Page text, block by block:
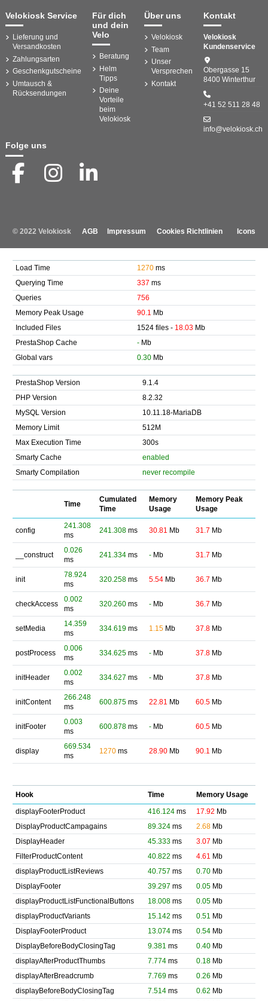
Velokiosk Service
Lieferung und
Versandkosten
Zahlungsarten
Geschenkgutscheine
Umtausch &
Rücksendungen
Für dich
und dein
Velo
Beratung
Helm
Tipps
Deine
Vorteile
beim
Velokiosk
Über uns
Velokiosk
Team
Unser
Versprechen
Kontakt
Kontakt
Velokiosk
Kundenservice
Obergasse 15
8400 Winterthur
+41 52 511 28 48
info@velokiosk.ch
Folge uns
© 2022 Velokiosk AGB Impressum Cookies Richtlinien Icons
Load Time 1270ms
Querying Time
337 ms
Queries
756
Memory Peak Usage
90.1 Mb
Included Files
1524 files - 18.03Mb
PrestaShop Cache
-Mb
Global vars
0.30Mb
PrestaShop Version
9.1.4
PHP Version
8.2.32
MySQL Version
10.11.18-MariaDB
Memory Limit
512M
Max Execution Time
300s
Smarty Cache
enabled
Smarty Compilation
never recompile
Time
Cumulated
Time
Memory
Usage
Memory Peak
Usage
config
241.308
ms
241.308ms 30.81 Mb 31.7 Mb
__construct
0.026
ms
241.334ms -Mb 31.7 Mb
init
78.924
ms
320.258ms 5.54Mb 36.7 Mb
checkAccess
0.002
ms
320.260ms -Mb 36.7 Mb
setMedia
14.359
ms
334.619ms 1.15Mb 37.8Mb
postProcess
0.006
ms
334.625ms -Mb 37.8Mb
initHeader
0.002
ms
334.627 ms -Mb 37.8Mb
initContent
266.248
ms
600.875ms 22.81 Mb 60.5Mb
initFooter
0.003
ms
600.878ms -Mb 60.5Mb
display
669.534
ms
1270ms 28.90Mb 90.1 Mb
Hook Time
Memory Usage
displayFooterProduct
416.124ms 17.92 Mb
DisplayProductCampagains
89.324ms 2.68Mb
DisplayHeader
45.333ms 3.07 Mb
FilterProductContent
40.822 ms 4.61 Mb
displayProductListReviews
40.757 ms 0.70Mb
DisplayFooter
39.297 ms 0.05Mb
displayProductListFunctionalButtons
18.008ms 0.05Mb
displayProductVariants
15.142 ms 0.51 Mb
DisplayFooterProduct
13.074ms 0.54Mb
DisplayBeforeBodyClosingTag
9.381 ms 0.40Mb
displayAfterProductThumbs
7.774ms 0.18Mb
displayAfterBreadcrumb
7.769ms 0.26 Mb
displayBeforeBodyClosingTag
7.514ms 0.62 Mb